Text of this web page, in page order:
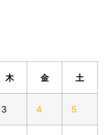
木 金 土
3 4 5